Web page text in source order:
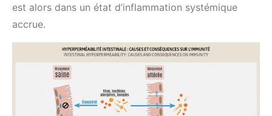
est alors dans un état d’inflammation systémique
accrue.